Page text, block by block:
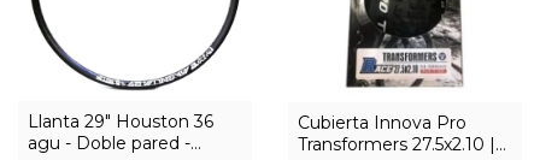
Llanta 29" Houston 36
agu - Doble pared -
Cubierta Innova Pro
Transformers 27.5x2.10 |